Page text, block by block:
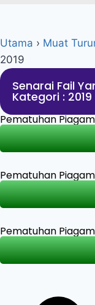
Utama › Muat
2019
Senarai Fail
Kategori : 2019
Pematuhan
Pematuhan
Pematuhan